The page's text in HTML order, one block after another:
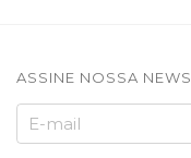
ASSINE NOSSA